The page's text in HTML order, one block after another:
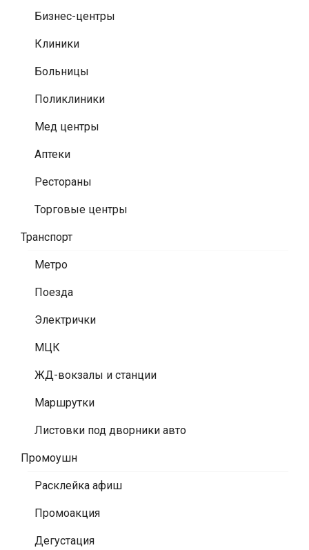
Бизнес-центры
Клиники
Больницы
Поликлиники
Мед центры
Аптеки
Рестораны
Торговые центры
Транспорт
Метро
Поезда
Электрички
МЦК
ЖД-вокзалы и станции
Маршрутки
Листовки под дворники авто
Промоушн
Расклейка афиш
Промоакция
Дегустация